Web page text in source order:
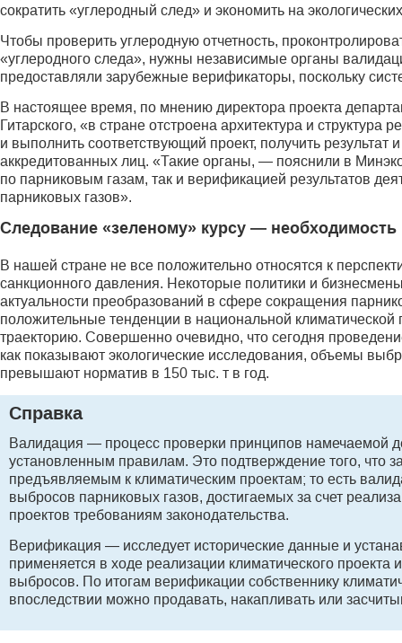
сократить «углеродный след» и экономить на
Чтобы проверить углеродную отчетность,
«углеродного следа», нужны независимые органы
предоставляли зарубежные верификаторы, поскольку
В настоящее время, по мнению директора проекта
Гитарского, «в стране отстроена архитектура и
и выполнить соответствующий проект, получить
аккредитованных лиц. «Такие органы, — пояснили в
по парниковым газам, так и верификацией результатов
парниковых газов».
Следование «зеленому» курсу — необходимость
В нашей стране не все положительно относятся к
санкционного давления. Некоторые политики и
актуальности преобразований в сфере сокращения
положительные тенденции в национальной
траекторию. Совершенно очевидно, что сегодня
как показывают экологические исследования, объемы
превышают норматив в 150 тыс. т в год.
Справка
Валидация — процесс проверки принципов намечаемой
установленным правилам. Это подтверждение того, что
предъявляемым к климатическим проектам; то есть
выбросов парниковых газов, достигаемых за счет
проектов требованиям законодательства.
Верификация — исследует исторические данные и
применяется в ходе реализации климатического
выбросов. По итогам верификации собственнику
впоследствии можно продавать, накапливать или